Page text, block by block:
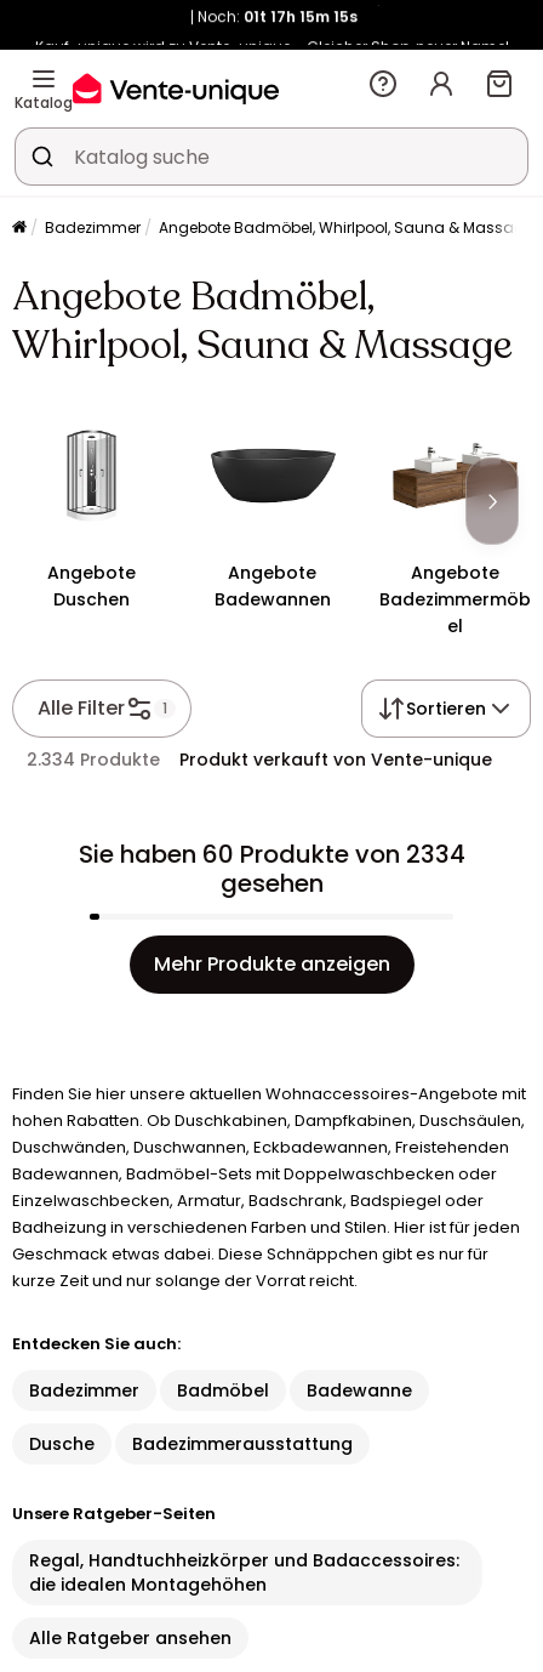
Noch:01t 18h
Katalog
Badezimmer Angebote Badmöbel, Whirlpool, Sauna & Massage
Angebote Badmöbel,
Whirlpool, Sauna & Massage
Angebote
Duschen
Angebote
Badewannen
Angebote
Badezimmermöb
el
Alle Filter 1 Sortieren
2.334 Produkte Produkt verkauft von Vente-unique
Sie haben 60 Produkte von 2334
gesehen
Mehr Produkte anzeigen
Finden Sie hier unsere aktuellen Wohnaccessoires-Angebote mit
hohen Rabatten. Ob Duschkabinen, Dampfkabinen, Duschsäulen,
Duschwänden, Duschwannen, Eckbadewannen, Freistehenden
Badewannen, Badmöbel-Sets mit Doppelwaschbecken oder
Einzelwaschbecken, Armatur, Badschrank, Badspiegel oder
Badheizung in verschiedenen Farben und Stilen. Hier ist für jeden
Geschmack etwas dabei. Diese Schnäppchen gibt es nur für
kurze Zeit und nur solange der Vorrat reicht.
Entdecken Sie auch:
Badezimmer Badmöbel Badewanne
Dusche Badezimmerausstattung
Unsere Ratgeber-Seiten
Regal, Handtuchheizkörper und Badaccessoires:
die idealen Montagehöhen
Alle Ratgeber ansehen